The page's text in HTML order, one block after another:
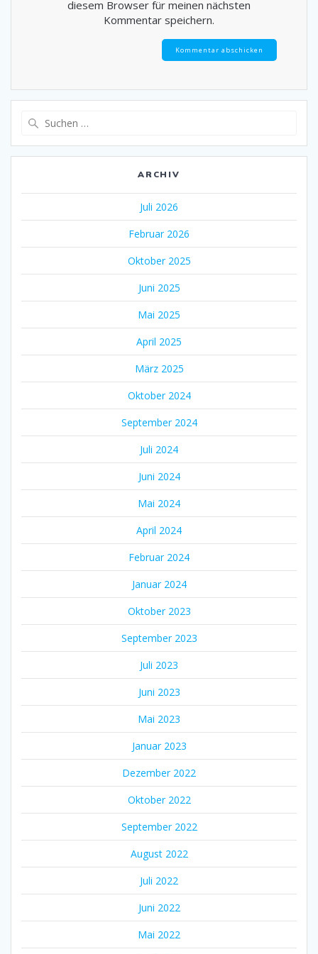
diesem Browser für meinen nächsten
Kommentar speichern.
ARCHIV
Juli 2026
Februar 2026
Oktober 2025
Juni 2025
Mai 2025
April 2025
März 2025
Oktober 2024
September 2024
Juli 2024
Juni 2024
Mai 2024
April 2024
Februar 2024
Januar 2024
Oktober 2023
September 2023
Juli 2023
Juni 2023
Mai 2023
Januar 2023
Dezember 2022
Oktober 2022
September 2022
August 2022
Juli 2022
Juni 2022
Mai 2022